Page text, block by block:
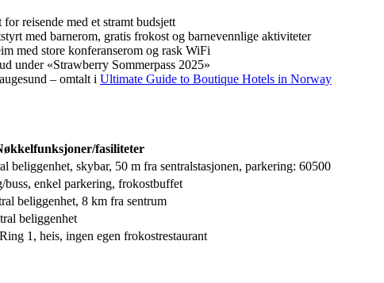
reisende med et stramt budsjett
med barnerom, gratis frokost og barnevennlige aktiviteter
med store konferanserom og rask WiFi
under «Strawberry Sommerpass 2025»
– omtalt i Ultimate Guide to Boutique Hotels in Norway
fasiliteter
beliggenhet, skybar, 50 m fra sentralstasjonen, parkering: 60500
enkel parkering, frokostbuffet
beliggenhet, 8 km fra sentrum
beliggenhet
1, heis, ingen egen frokostrestaurant